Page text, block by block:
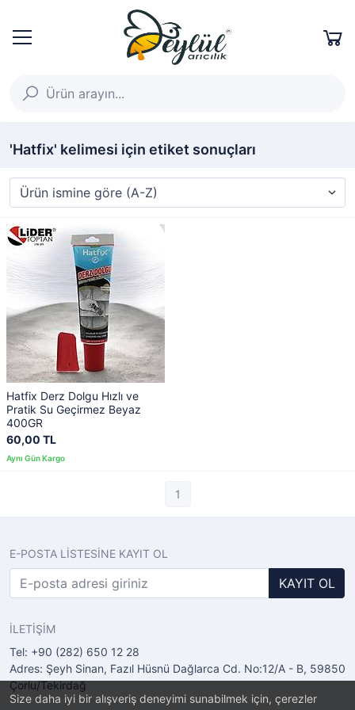
Size daha iyi bir alışveriş deneyimi sunabilmek için, çerezler
'Hatfix' kelimesi için etiket sonuçları
Hatfix Derz Dolgu Hızlı ve
Pratik Su Geçirmez Beyaz
400GR
60,00 TL
1
E-POSTA LİSTESİNE KAYIT OL
KAYIT OL
İLETİŞİM
Tel: +90 (282) 650 12 28
Adres: Şeyh Sinan, Fazıl Hüsnü Dağlarca Cd. No:12/A - B, 59850
Çorlu/Tekirdağ